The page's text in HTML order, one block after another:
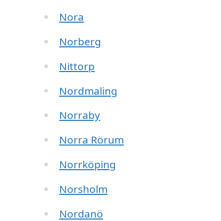
Nora
Norberg
Nittorp
Nordmaling
Norraby
Norra Rörum
Norrköping
Norsholm
Nordanö